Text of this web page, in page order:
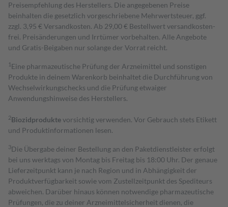
Preisempfehlung des Herstellers. Die angegebenen Preise
beinhalten die gesetzlich vorgeschriebene Mehrwertsteuer, ggf.
zzgl. 3,95 € Versandkosten. Ab 29,00 € Bestell­wert versand­kosten­
frei. Preisänderungen und Irrtümer vorbehalten. Alle Angebote
und Gratis-Beigaben nur solange der Vorrat reicht.
1 Eine pharmazeutische Prüfung der Arzneimittel und sonstigen
Produkte in deinem Warenkorb beinhaltet die Durchführung von
Wechselwirkungschecks und die Prüfung etwaiger
Anwendungshinweise des Herstellers.
2Biozidproduktevorsichtig verwenden. Vor Gebrauch stets Etikett
und Produktinformationen lesen.
3Die Übergabe deiner Bestellung an den Paketdienstleister erfolgt
bei uns werktags von Montag bis Freitag bis 18:00 Uhr. Der genaue
Lieferzeitpunkt kann je nach Region und in Abhängigkeit der
Produktverfügbarkeit sowie vom Zustellzeitpunkt des Spediteurs
abweichen. Darüber hinaus können notwendige pharmazeutische
Prüfungen, die zu deiner Arzneimittelsicherheit dienen, die